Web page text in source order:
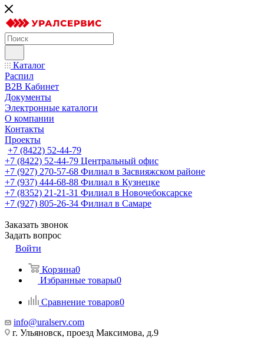
Каталог
Распил
B2B Кабинет
Документы
Электронные каталоги
О компании
Контакты
Проекты
+7 (8422) 52-44-79
+7 (8422) 52-44-79 Центральный офис
+7 (927) 270-57-68 Филиал в Засвияжском районе
+7 (937) 444-68-88 Филиал в Кузнецке
+7 (8352) 21-21-31 Филиал в Новочебоксарске
+7 (927) 805-26-34 Филиал в Самаре
Заказать звонок
Задать вопрос
Войти
Корзина0
Избранные товары0
Сравнение товаров0
info@uralserv.com
г. Ульяновск, проезд Максимова, д.9